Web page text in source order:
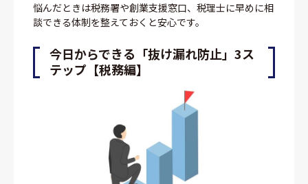
悩んだときは税務署や創業支援窓口、税理士に早めに相
談できる体制を整えておくと安心です。
今日からできる「抜け漏れ防止」3ス
テップ【税務編】